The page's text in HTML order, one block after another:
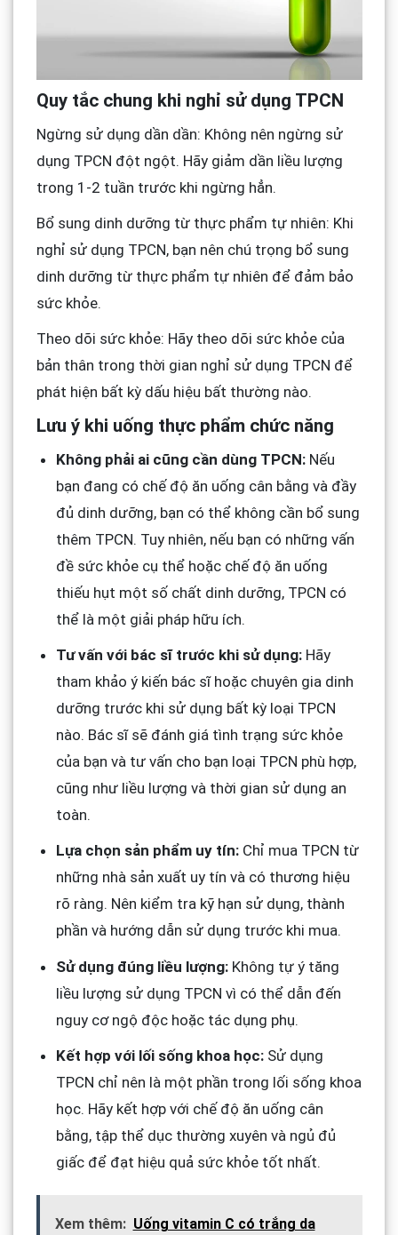
Quy tắc chung khi nghỉ sử dụng TPCN
Ngừng sử dụng dần dần: Không nên ngừng sử
dụng TPCN đột ngột. Hãy giảm dần liều lượng
trong 1-2 tuần trước khi ngừng hẳn.
Bổ sung dinh dưỡng từ thực phẩm tự nhiên: Khi
nghỉ sử dụng TPCN, bạn nên chú trọng bổ sung
dinh dưỡng từ thực phẩm tự nhiên để đảm bảo
sức khỏe.
Theo dõi sức khỏe: Hãy theo dõi sức khỏe của
bản thân trong thời gian nghỉ sử dụng TPCN để
phát hiện bất kỳ dấu hiệu bất thường nào.
Lưu ý khi uống thực phẩm chức năng
Không phải ai cũng cần dùng TPCN: Nếu
bạn đang có chế độ ăn uống cân bằng và đầy
đủ dinh dưỡng, bạn có thể không cần bổ sung
thêm TPCN. Tuy nhiên, nếu bạn có những vấn
đề sức khỏe cụ thể hoặc chế độ ăn uống
thiếu hụt một số chất dinh dưỡng, TPCN có
thể là một giải pháp hữu ích.
Tư vấn với bác sĩ trước khi sử dụng:Hãy
tham khảo ý kiến bác sĩ hoặc chuyên gia dinh
dưỡng trước khi sử dụng bất kỳ loại TPCN
nào. Bác sĩ sẽ đánh giá tình trạng sức khỏe
của bạn và tư vấn cho bạn loại TPCN phù hợp,
cũng như liều lượng và thời gian sử dụng an
toàn.
Lựa chọn sản phẩm uy tín:Chỉ mua TPCN từ
những nhà sản xuất uy tín và có thương hiệu
rõ ràng. Nên kiểm tra kỹ hạn sử dụng, thành
phần và hướng dẫn sử dụng trước khi mua.
Sử dụng đúng liều lượng:Không tự ý tăng
liều lượng sử dụng TPCN vì có thể dẫn đến
nguy cơ ngộ độc hoặc tác dụng phụ.
Kết hợp với lối sống khoa học:Sử dụng
TPCN chỉ nên là một phần trong lối sống khoa
học. Hãy kết hợp với chế độ ăn uống cân
bằng, tập thể dục thường xuyên và ngủ đủ
giấc để đạt hiệu quả sức khỏe tốt nhất.
Xem thêm: Uống vitamin C có trắng da